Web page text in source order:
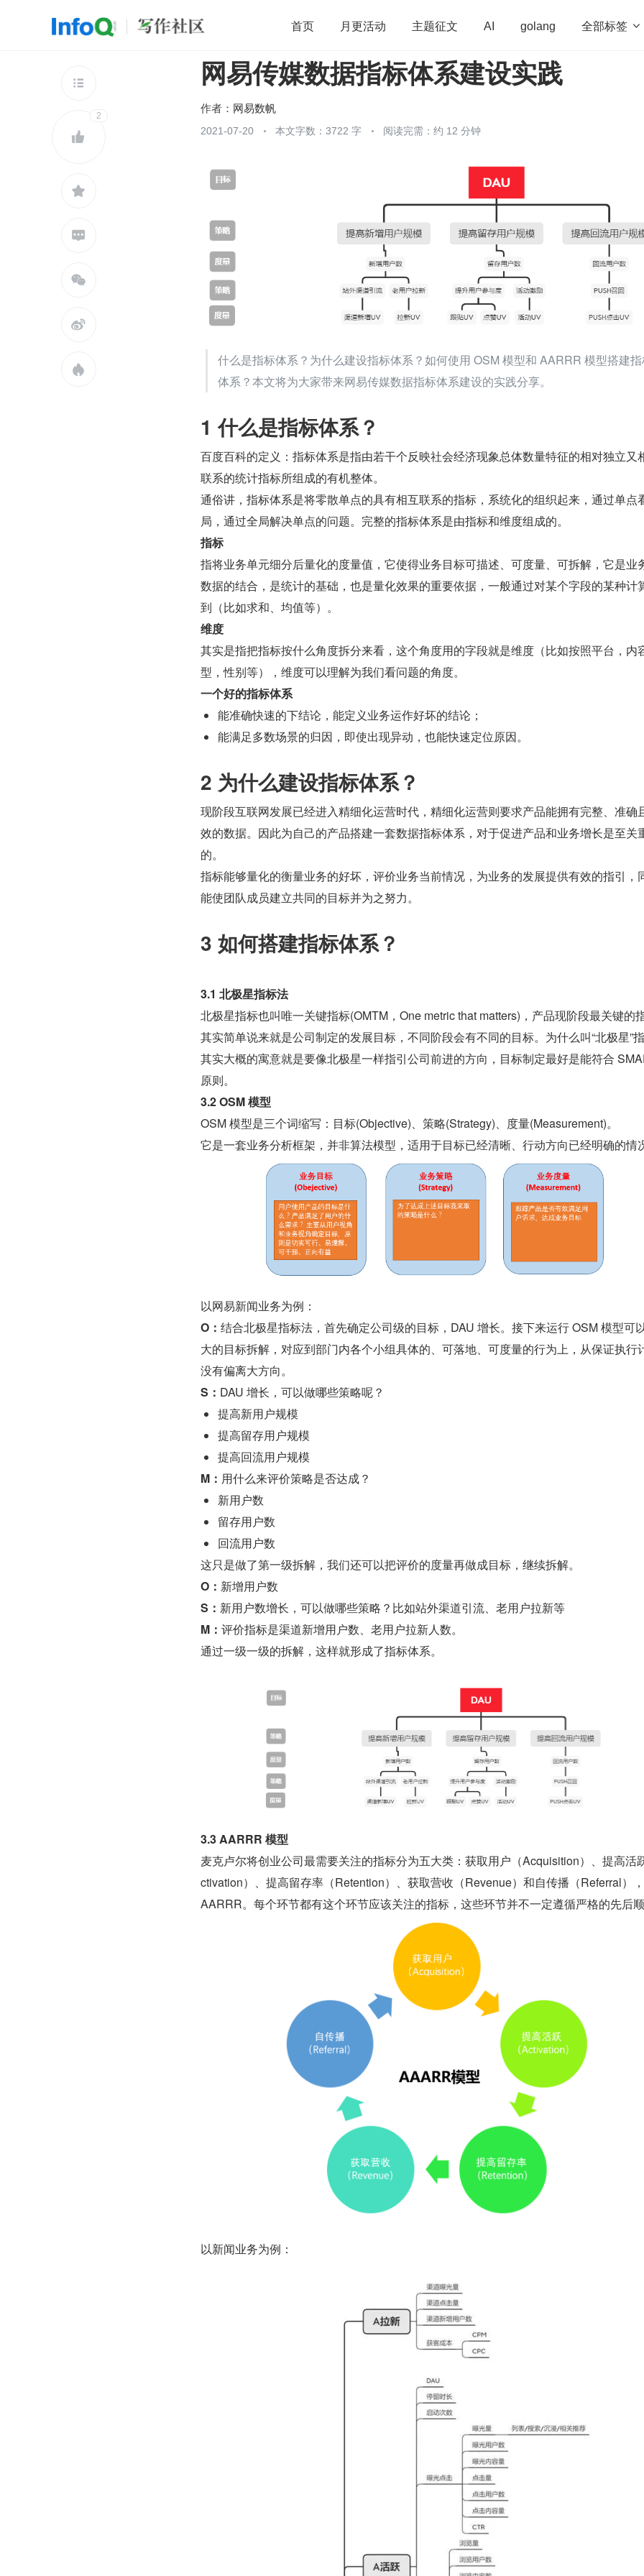
首页 月更活动 主题征文 AI golang 全部标签 
开源 架构 OpenHarmony 算法 学习方法 Web3.0
查看更多


2





网易传媒数据指标体系建设实践
作者： 网易数帆
2021-07-20 本文字数：3722 字 阅读完需：约 12 分钟
什么是指标体系？为什么建设指标体系？如何使用 OSM 模型和 AARRR 模型搭建
体系？本文将为大家带来网易传媒数据指标体系建设的实践分享。
1 什么是指标体系？
百度百科的定义：指标体系是指由若干个反映社会经济现象总体数量特征的相对独立又
联系的统计指标所组成的有机整体。
通俗讲，指标体系是将零散单点的具有相互联系的指标，系统化的组织起来，通过单点
局，通过全局解决单点的问题。完整的指标体系是由指标和维度组成的。
指标
指将业务单元细分后量化的度量值，它使得业务目标可描述、可度量、可拆解，它是业
数据的结合，是统计的基础，也是量化效果的重要依据，一般通过对某个字段的某种计
到（比如求和、均值等）。
维度
其实是指把指标按什么角度拆分来看，这个角度用的字段就是维度（比如按照平台，内
型，性别等），维度可以理解为我们看问题的角度。
一个好的指标体系
能准确快速的下结论，能定义业务运作好坏的结论；
能满足多数场景的归因，即使出现异动，也能快速定位原因。
2 为什么建设指标体系？
现阶段互联网发展已经进入精细化运营时代，精细化运营则要求产品能拥有完整、准确
效的数据。因此为自己的产品搭建一套数据指标体系，对于促进产品和业务增长是至关
的。
指标能够量化的衡量业务的好坏，评价业务当前情况，为业务的发展提供有效的指引，
能使团队成员建立共同的目标并为之努力。
3 如何搭建指标体系？
3.1 北极星指标法
北极星指标也叫唯一关键指标(OMTM，One metric that matters)，产品现阶段最关键的指
其实简单说来就是公司制定的发展目标，不同阶段会有不同的目标。为什么叫“北极星”指
其实大概的寓意就是要像北极星一样指引公司前进的方向，目标制定最好是能符合
原则。
3.2 OSM 模型
OSM 模型是三个词缩写：目标(Objective)、策略(Strategy)、度量(Measurement)。
它是一套业务分析框架，并非算法模型，适用于目标已经清晰、行动方向已经明确的情
以网易新闻业务为例：
O： 结合北极星指标法，首先确定公司级的目标，DAU 增长。接下来运行 OSM 模型可
大的目标拆解，对应到部门内各个小组具体的、可落地、可度量的行为上，从保证执行
没有偏离大方向。
S： DAU 增长，可以做哪些策略呢？
提高新用户规模
提高留存用户规模
提高回流用户规模
M： 用什么来评价策略是否达成？
新用户数
留存用户数
回流用户数
这只是做了第一级拆解，我们还可以把评价的度量再做成目标，继续拆解。
O： 新增用户数
S： 新用户数增长，可以做哪些策略？比如站外渠道引流、老用户拉新等
M： 评价指标是渠道新增用户数、老用户拉新人数。
通过一级一级的拆解，这样就形成了指标体系。
3.3 AARRR 模型
麦克卢尔将创业公司最需要关注的指标分为五大类：获取用户（Acquisition）、提高活
ctivation）、提高留存率（Retention）、获取营收（Revenue）和自传播（Referral）
AARRR。每个环节都有这个环节应该关注的指标，这些环节并不一定遵循严格的先后顺
以新闻业务为例：